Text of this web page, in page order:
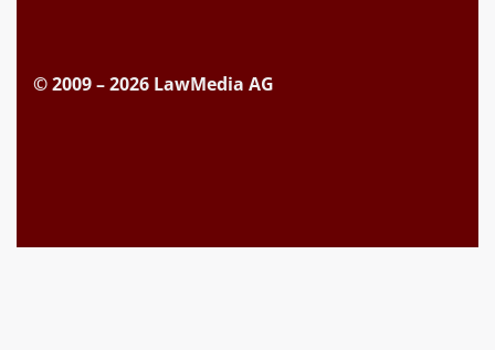
© 2009 – 2026 LawMedia AG